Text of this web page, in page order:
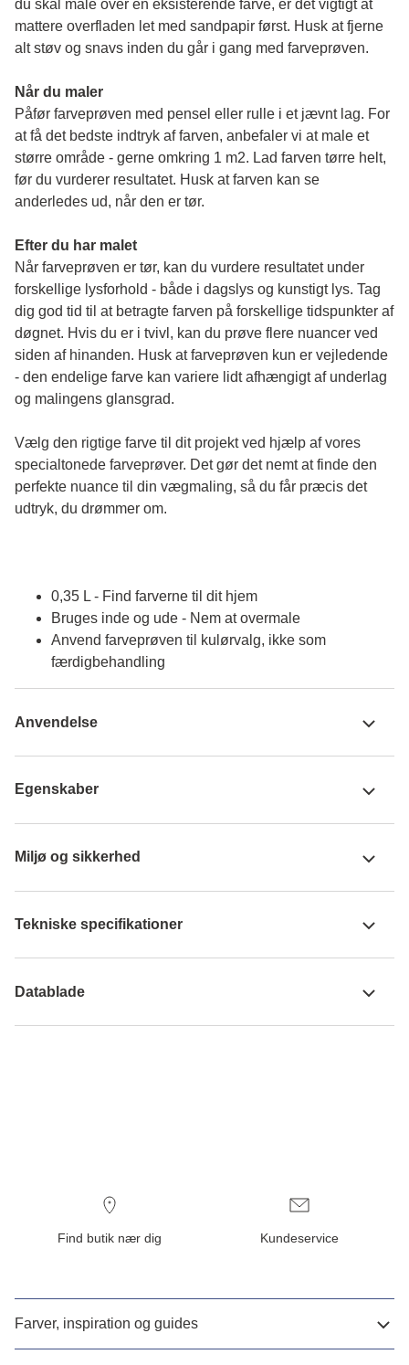
du skal male over en eksisterende farve, er det vigtigt at
mattere overfladen let med sandpapir først. Husk at fjerne
alt støv og snavs inden du går i gang med farveprøven.
Når du maler
Påfør farveprøven med pensel eller rulle i et jævnt lag. For
at få det bedste indtryk af farven, anbefaler vi at male et
større område - gerne omkring 1 m2. Lad farven tørre helt,
før du vurderer resultatet. Husk at farven kan se
anderledes ud, når den er tør.
Efter du har malet
Når farveprøven er tør, kan du vurdere resultatet under
forskellige lysforhold - både i dagslys og kunstigt lys. Tag
dig god tid til at betragte farven på forskellige tidspunkter af
døgnet. Hvis du er i tvivl, kan du prøve flere nuancer ved
siden af hinanden. Husk at farveprøven kun er vejledende
- den endelige farve kan variere lidt afhængigt af underlag
og malingens glansgrad.
Vælg den rigtige farve til dit projekt ved hjælp af vores
specialtonede farveprøver. Det gør det nemt at finde den
perfekte nuance til din vægmaling, så du får præcis det
udtryk, du drømmer om.
0,35 L - Find farverne til dit hjem
Bruges inde og ude - Nem at overmale
Anvend farveprøven til kulørvalg, ikke som
færdigbehandling
Anvendelse
Egenskaber
Miljø og sikkerhed
Tekniske specifikationer
Datablade
Find butik nær dig Kundeservice
Farver, inspiration og guides